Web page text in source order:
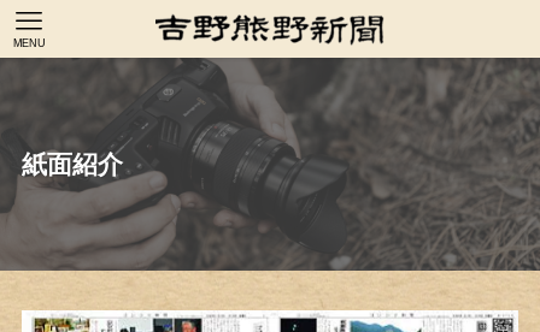
MENU
紙面紹介